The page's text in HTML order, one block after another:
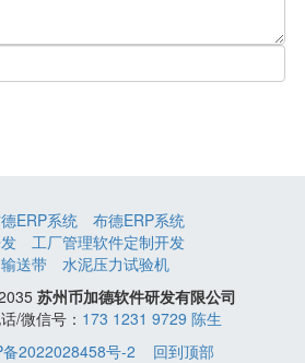
ERP系统
布德ERP系统
工厂管理软件定制开发
输送带 水泥压力试验机
苏州币加德软件研发有限公司
/微信号： 173 1231 9729 陈生
2022028458号-2
回到顶部